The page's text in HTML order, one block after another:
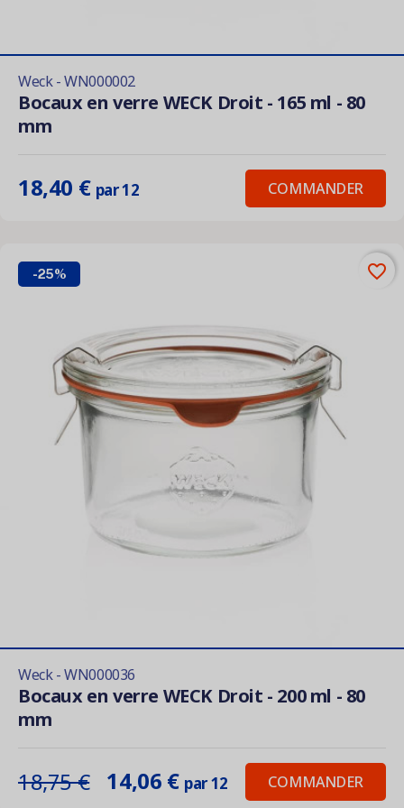
Weck - WN000002
Bocaux en verre WECK Droit - 165 ml - 80
mm
18,40 € par 12 COMMANDER
Weck - WN000036
Bocaux en verre WECK Droit - 200 ml - 80
mm
18,75 € 14,06 € par 12 COMMANDER
-25% favorite_border